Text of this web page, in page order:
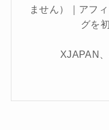
ません）｜アフ
グを
XJAPAN